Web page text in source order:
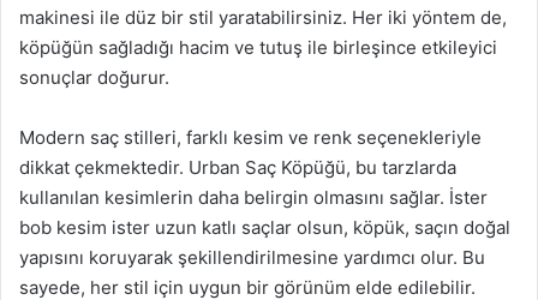
makinesi ile düz bir stil yaratabilirsiniz. Her iki yöntem de,
köpüğün sağladığı hacim ve tutuş ile birleşince etkileyici
sonuçlar doğurur.
Modern saç stilleri, farklı kesim ve renk seçenekleriyle
dikkat çekmektedir. Urban Saç Köpüğü, bu tarzlarda
kullanılan kesimlerin daha belirgin olmasını sağlar. İster
bob kesim ister uzun katlı saçlar olsun, köpük, saçın doğal
yapısını koruyarak şekillendirilmesine yardımcı olur. Bu
sayede, her stil için uygun bir görünüm elde edilebilir.